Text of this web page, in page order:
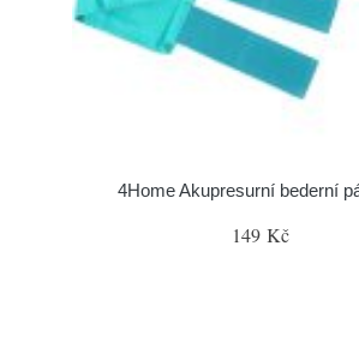
4Home Akupresurní bederní
149 Kč